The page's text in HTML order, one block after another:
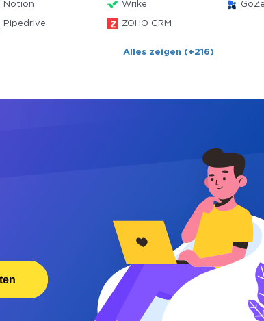
Notion Wrike
Pipedrive ZOHO CRM
Alles zeigen (+216)